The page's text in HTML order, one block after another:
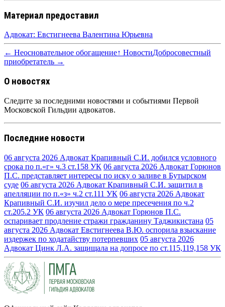
Материал предоставил
Адвокат: Евстигнеева Валентина Юрьевна
← Неосновательное обогащение↑ НовостиДобросовестный
приобретатель →
О новостях
Следите за последними новостями и событиями Первой
Московской Гильдии адвокатов.
Последние новости
06 августа 2026 Адвокат Крапивный С.И. добился условного
срока по п.«г» ч.3 ст.158 УК 06 августа 2026 Адвокат Горюнов
П.С. представляет интересы по иску о заливе в Бутырском
суде 06 августа 2026 Адвокат Крапивный С.И. защитил в
апелляции по п.«з» ч.2 ст.111 УК 06 августа 2026 Адвокат
Крапивный С.И. изучил дело о мере пресечения по ч.2
ст.205.2 УК 06 августа 2026 Адвокат Горюнов П.С.
оспаривает продление стражи гражданину Таджикистана 05
августа 2026 Адвокат Евстигнеева В.Ю. оспорила взыскание
издержек по ходатайству потерпевших 05 августа 2026
Адвокат Цинк Л.А. защищала на допросе по ст.115,119,158 УК